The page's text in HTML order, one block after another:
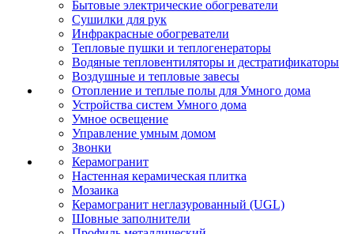
Бытовые электрические обогреватели
Сушилки для рук
Инфракрасные обогреватели
Тепловые пушки и теплогенераторы
Водяные тепловентиляторы и дестратификаторы
Воздушные и тепловые завесы
Отопление и теплые полы для Умного дома
Устройства систем Умного дома
Умное освещение
Управление умным домом
Звонки
Керамогранит
Настенная керамическая плитка
Мозаика
Керамогранит неглазурованный (UGL)
Шовные заполнители